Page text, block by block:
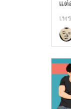
แต่
เพ
มา
นัก
ทอ